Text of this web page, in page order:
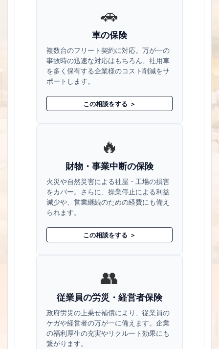
🚗
車の保険
複数台のフリート契約に対応。万が一の
事故時の迅速な対応はもちろん、社用車
を多く保有する企業様のコスト削減をサ
ポートします。
この相談をする ＞
🔥
財物・事業中断の保険
火災や自然災害による社屋・工場の損害
をカバー。さらに、操業停止による利益
減少や、営業継続のための経費にも備え
られます。
この相談をする ＞
👥
従業員の労災・経営者保険
政府労災の上乗せ補償により、従業員の
ケガや経営者の万が一に備えます。企業
の福利厚生の充実やリクルート効果にも
繋がります。